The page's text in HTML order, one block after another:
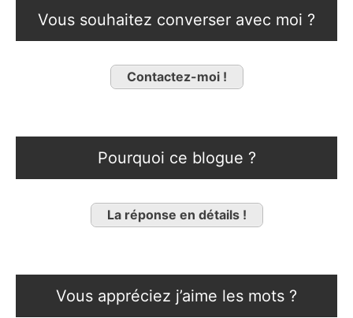
Vous souhaitez converser avec moi ?
Contactez-moi !
Pourquoi ce blogue ?
La réponse en détails !
Vous appréciez j’aime les mots ?